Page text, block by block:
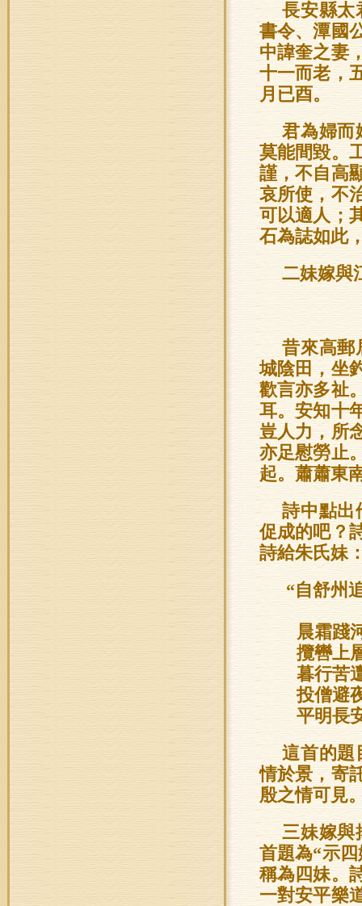
長安縣太
書令、潭國
中諱奎之妻
十一而老，
月已酉。
君為婦而
莫能間毀。
謹，不自高
哀所使，不
可以適人；
石為誌如此
二妹嫁與
昔來高郵
城陰田，坐
歡言亦多祉
耳。安知十
豈人力，所
亦足慰勞止
起。蕭蕭東
詩中點出
促成的吧？
詩給朱氏妹
“自舒州
晨霜踐
攬轡上
暮行苦
投僧避
平明長
這首的題
情於景，寄
殷之情可見
三妹嫁與
首題為“示
稱為四妹。
一對安平樂